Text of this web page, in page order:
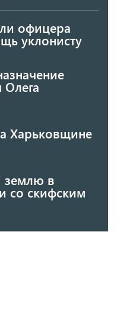
офицера
уклонисту
Олега
Харьковщине
землю в
со скифским